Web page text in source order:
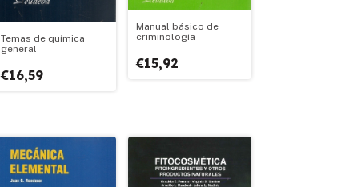
Temas de química
general
€16,59
Manual básico de
criminología
€15,92